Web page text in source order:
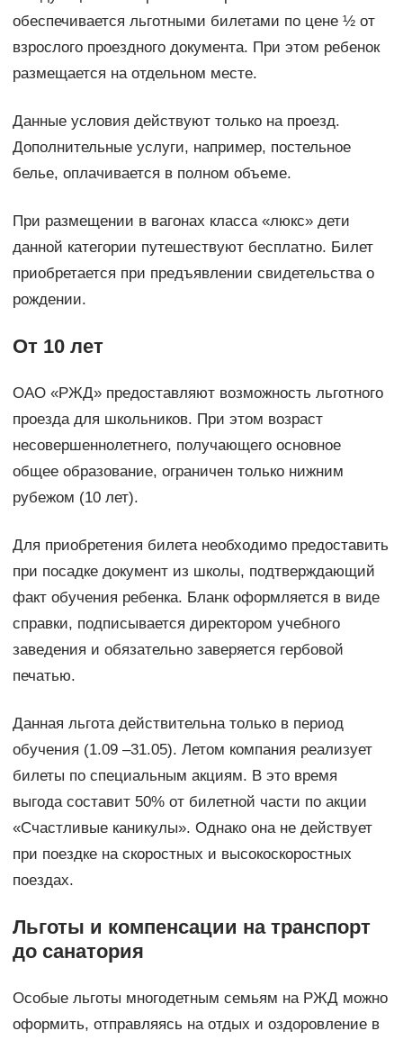
обеспечивается льготными билетами по цене ½ от
взрослого проездного документа. При этом ребенок
размещается на отдельном месте.
Данные условия действуют только на проезд.
Дополнительные услуги, например, постельное
белье, оплачивается в полном объеме.
При размещении в вагонах класса «люкс» дети
данной категории путешествуют бесплатно. Билет
приобретается при предъявлении свидетельства о
рождении.
От 10 лет
ОАО «РЖД» предоставляют возможность льготного
проезда для школьников. При этом возраст
несовершеннолетнего, получающего основное
общее образование, ограничен только нижним
рубежом (10 лет).
Для приобретения билета необходимо предоставить
при посадке документ из школы, подтверждающий
факт обучения ребенка. Бланк оформляется в виде
справки, подписывается директором учебного
заведения и обязательно заверяется гербовой
печатью.
Данная льгота действительна только в период
обучения (1.09 –31.05). Летом компания реализует
билеты по специальным акциям. В это время
выгода составит 50% от билетной части по акции
«Счастливые каникулы». Однако она не действует
при поездке на скоростных и высокоскоростных
поездах.
Льготы и компенсации на транспорт
до санатория
Особые льготы многодетным семьям на РЖД можно
оформить, отправляясь на отдых и оздоровление в